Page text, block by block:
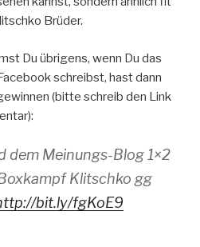
Brüder.
Du übrigens, wenn Du das
schreibst, hast dann
(bitte schreib den Link
dem Meinungs-Blog 1×2
Klitschko gg
bit.ly/fgKoE9